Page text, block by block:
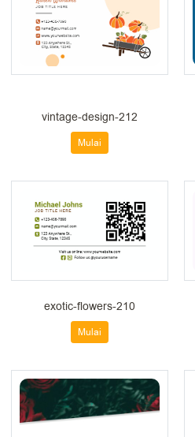
vintage-design-212
Mulai
exotic-flowers-210
Mulai